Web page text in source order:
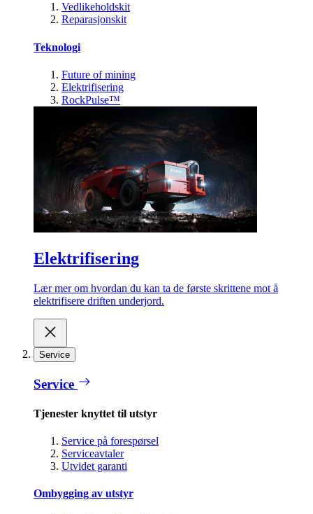
Vedlikeholdskit
Reparasjonskit
Teknologi
Future of mining
Elektrifisering
RockPulse™
Elektrifisering
Lær mer om hvordan du kan ta de første skrittene mot å
elektrifisere driften underjord.
Service
Service
Tjenester knyttet til utstyr
Service på forespørsel
Serviceavtaler
Utvidet garanti
Ombygging av utstyr